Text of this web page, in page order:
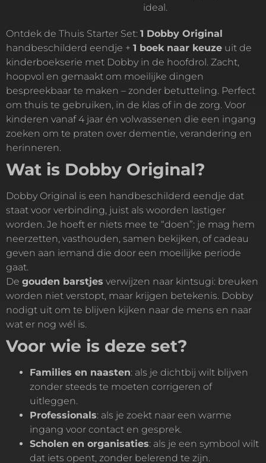
ideal.
Ontdek de Thuis Starter Set: 1 Dobby Original
handbeschilderd eendje + 1 boek naar keuze uit de
kinderboekserie met Dobby in de hoofdrol. Zacht,
hoopvol en gemaakt om moeilijke dingen
bespreekbaar te maken – zonder betutteling. Perfect
om thuis te gebruiken, in de klas of in de zorg. Voor
kinderen vanaf 4 jaar én volwassenen die een ingang
zoeken om te praten over dementie, verandering en
herinneren.
Wat is Dobby Original?
Dobby Original is een handbeschilderd eendje dat
staat voor verbinding, juist als woorden lastiger
worden. Je hoeft er niets mee te “doen”: je mag hem
neerzetten, vasthouden, samen bekijken, of cadeau
geven aan iemand die door een moeilijke periode
gaat.
De gouden barstjes verwijzen naar kintsugi: breuken
worden niet verstopt, maar krijgen betekenis. Dobby
nodigt uit om te blijven kijken naar de mens en naar
wat er nog wél is.
Voor wie is deze set?
Families en naasten: als je dichtbij wilt blijven
zonder steeds te moeten corrigeren of
uitleggen.
Professionals: als je zoekt naar een warme
ingang voor contact en gesprek.
Scholen en organisaties: als je een symbool wilt
dat iets opent, zonder belerend te zijn.